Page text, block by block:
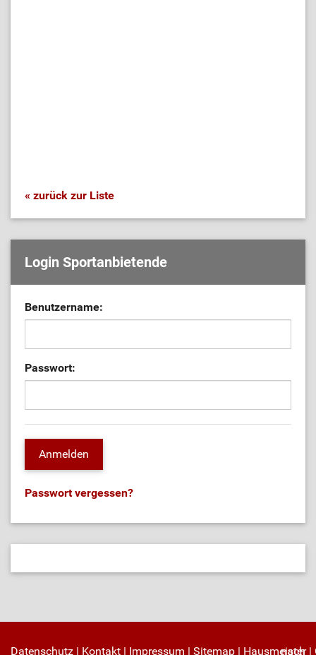
« zurück zur Liste
Login Sportanbietende
Benutzername:
Passwort:
Passwort vergessen?
Datenschutz | Kontakt | Impressum | Sitemap | Hausmeister|
nach